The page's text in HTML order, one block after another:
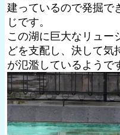
建っているので発掘で
じです。
この湖に巨大なリュー
どを支配し、決して気
が氾濫しているようで